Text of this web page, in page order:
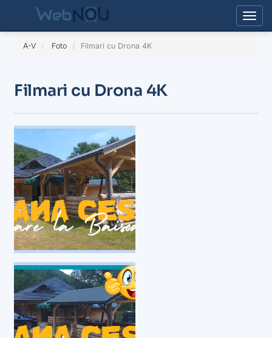
A-V Foto Filmari cu Drona 4K
Filmari cu Drona 4K